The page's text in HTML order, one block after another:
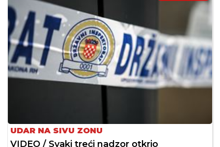
UDAR NA SIVU ZONU
VIDEO / Svaki treći nadzor otkrio